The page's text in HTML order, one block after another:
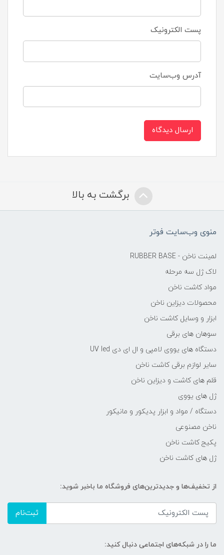
پست الکترونیک
آدرس وب‌سایت
ارسال دیدگاه
برگشت به بالا
منوی وب‌سایت فوتر
لمینت ناخن - RUBBER BASE
لاک ژل سه مرحله
مواد کاشت ناخن
محصولات دیزاین ناخن
ابزار و وسایل کاشت ناخن
سوهان های برقی
دستگاه های یووی لامپی و ال ای دی UV led
سایر لوازم برقی کاشت ناخن
قلم های کاشت و دیزاین ناخن
ژل های یووی
دستگاه / مواد و ابزار پدیکور و مانیکور
ناخن مصنوعی
پکیج کاشت ناخن
ژل های کاشت ناخن
از تخفیف‌ها و جدیدترین‌های فروشگاه ما باخبر شوید:
ثبت‌نام
ما را در شبکه‌های اجتماعی دنبال کنید: